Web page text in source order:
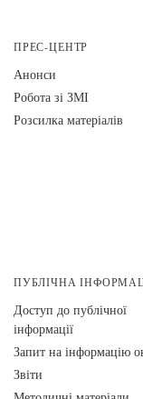
ПРЕС-ЦЕНТР
Анонси
Робота зі ЗМІ
Розсилка матеріалів
ПУБЛІЧНА
Доступ до публічної
інформації
Запит на інформацію
Звіти